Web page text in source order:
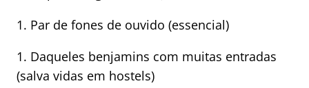
1. Par de fones de ouvido (essencial)
1. Daqueles benjamins com muitas entradas
(salva vidas em hostels)